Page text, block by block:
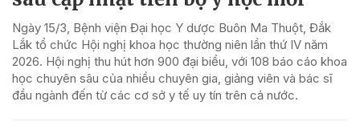
Ngày 15/3, Bệnh viện Đại học Y dược Buôn Ma Thuột, Đắk
Lắk tổ chức Hội nghị khoa học thường niên lần thứ IV năm
2026. Hội nghị thu hút hơn 900 đại biểu, với 108 báo cáo khoa
học chuyên sâu của nhiều chuyên gia, giảng viên và bác sĩ
đầu ngành đến từ các cơ sở y tế uy tín trên cả nước.